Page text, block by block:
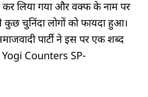
लिया गया और वक्फ के नाम पर
कुछ चुनिंदा लोगों को फायदा हुआ।
पार्टी ने इस पर एक शब्द
Yogi Counters SP-